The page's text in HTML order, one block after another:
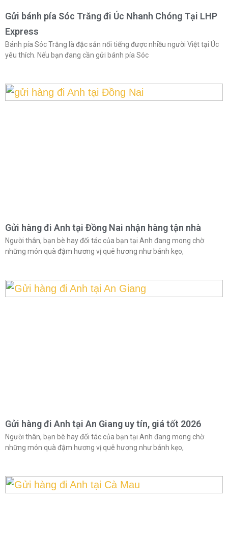
Gửi bánh pía Sóc Trăng đi Úc Nhanh Chóng Tại LHP
Express
Bánh pía Sóc Trăng là đặc sản nổi tiếng được nhiều người Việt tại Úc
yêu thích. Nếu bạn đang cần gửi bánh pía Sóc
Gửi hàng đi Anh tại Đồng Nai nhận hàng tận nhà
Người thân, bạn bè hay đối tác của bạn tại Anh đang mong chờ
những món quà đậm hương vị quê hương như bánh kẹo,
Gửi hàng đi Anh tại An Giang uy tín, giá tốt 2026
Người thân, bạn bè hay đối tác của bạn tại Anh đang mong chờ
những món quà đậm hương vị quê hương như bánh kẹo,